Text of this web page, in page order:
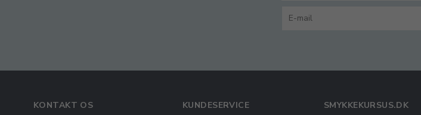
KONTAKT OS KUNDESERVICE SMYKKEKURSUS.DK